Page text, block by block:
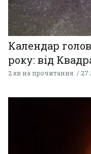
Календар
року: від
2 хв на прочитання 27